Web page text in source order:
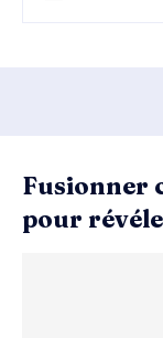
Fusionner
pour